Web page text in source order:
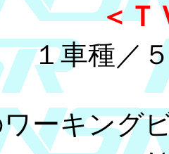
＜Ｔ
１車種／
ーキング